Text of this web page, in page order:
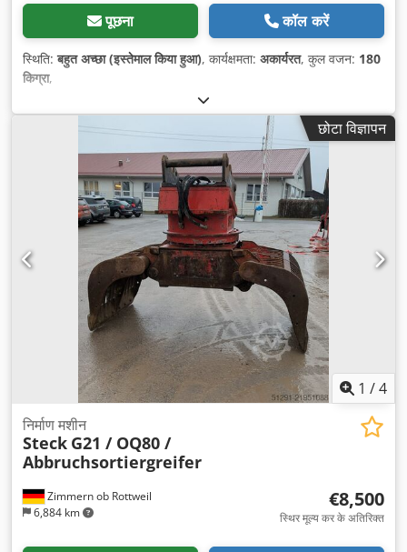
पूछना कॉल करें
स्थिति:बहुत अच्छा (इस्तेमाल किया हुआ), कार्यक्षमता: अकार्यरत, कुल वजन: 180
किग्रा,
छोटा विज्ञापन
1 /4
Zimmern ob Rottweil
6,884 km
निर्माण मशीन
Steck G21 / OQ80 /
Abbruchsortiergreifer
€8,500
स्थिर मूल्य कर के अतिरिक्त